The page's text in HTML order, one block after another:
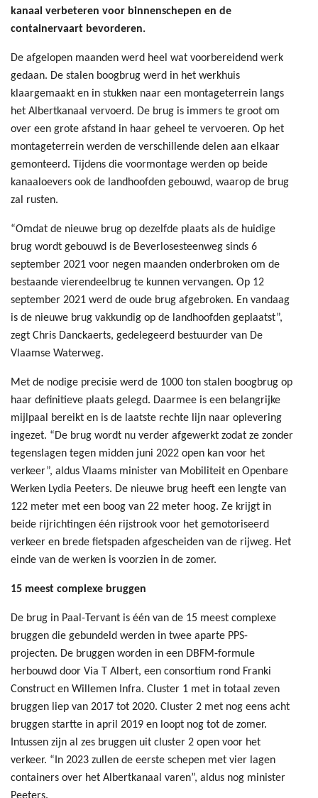
kanaal verbeteren voor binnenschepen en de
containervaart bevorderen.
De afgelopen maanden werd heel wat voorbereidend werk
gedaan. De stalen boogbrug werd in het werkhuis
klaargemaakt en in stukken naar een montageterrein langs
het Albertkanaal vervoerd. De brug is immers te groot om
over een grote afstand in haar geheel te vervoeren. Op het
montageterrein werden de verschillende delen aan elkaar
gemonteerd. Tijdens die voormontage werden op beide
kanaaloevers ook de landhoofden gebouwd, waarop de brug
zal rusten.
“Omdat de nieuwe brug op dezelfde plaats als de huidige
brug wordt gebouwd is de Beverlosesteenweg sinds 6
september 2021 voor negen maanden onderbroken om de
bestaande vierendeelbrug te kunnen vervangen. Op 12
september 2021 werd de oude brug afgebroken. En vandaag
is de nieuwe brug vakkundig op de landhoofden geplaatst”,
zegt Chris Danckaerts, gedelegeerd bestuurder van De
Vlaamse Waterweg.
Met de nodige precisie werd de 1000 ton stalen boogbrug op
haar definitieve plaats gelegd. Daarmee is een belangrijke
mijlpaal bereikt en is de laatste rechte lijn naar oplevering
ingezet. “De brug wordt nu verder afgewerkt zodat ze zonder
tegenslagen tegen midden juni 2022 open kan voor het
verkeer”, aldus Vlaams minister van Mobiliteit en Openbare
Werken Lydia Peeters. De nieuwe brug heeft een lengte van
122 meter met een boog van 22 meter hoog. Ze krijgt in
beide rijrichtingen één rijstrook voor het gemotoriseerd
verkeer en brede fietspaden afgescheiden van de rijweg. Het
einde van de werken is voorzien in de zomer.
15 meest complexe bruggen
De brug in Paal-Tervant is één van de 15 meest complexe
bruggen die gebundeld werden in twee aparte PPS-
projecten. De bruggen worden in een DBFM-formule
herbouwd door Via T Albert, een consortium rond Franki
Construct en Willemen Infra. Cluster 1 met in totaal zeven
bruggen liep van 2017 tot 2020. Cluster 2 met nog eens acht
bruggen startte in april 2019 en loopt nog tot de zomer.
Intussen zijn al zes bruggen uit cluster 2 open voor het
verkeer. “In 2023 zullen de eerste schepen met vier lagen
containers over het Albertkanaal varen”, aldus nog minister